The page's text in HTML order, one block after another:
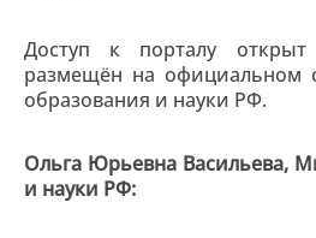
Доступ к порталу
размещён на официальном
образования и науки РФ.
Ольга Юрьевна Васильева,
и науки РФ: